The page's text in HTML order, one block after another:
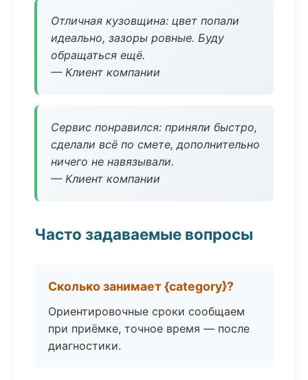
Отличная кузовщина: цвет попали
идеально, зазоры ровные. Буду
обращаться ещё.
— Клиент компании
Сервис понравился: приняли быстро,
сделали всё по смете, дополнительно
ничего не навязывали.
— Клиент компании
Часто задаваемые вопросы
Сколько занимает {category}?
Ориентировочные сроки сообщаем
при приёмке, точное время — после
диагностики.